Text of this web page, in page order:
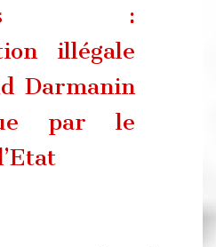
:
illégale
Darmanin
par le